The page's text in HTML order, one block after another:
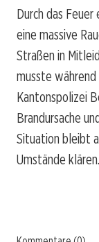
Durch das
eine massive
Straßen in
musste
Kantonspolizei
Brandursache
Situation bleibt
Umstände klären.